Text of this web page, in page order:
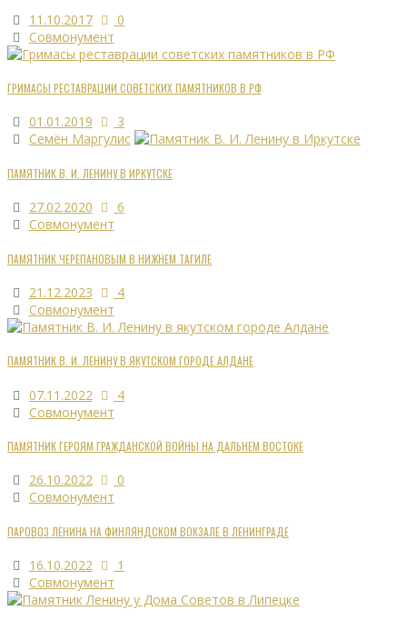
11.10.2017
0
Совмонумент
ГРИМАСЫ РЕСТАВРАЦИИ СОВЕТСКИХ ПАМЯТНИКОВ В РФ
01.01.2019
3
Семён Маргулис
ПАМЯТНИК В. И. ЛЕНИНУ В ИРКУТСКЕ
27.02.2020
6
Совмонумент
ПАМЯТНИК ЧЕРЕПАНОВЫМ В НИЖНЕМ ТАГИЛЕ
21.12.2023
4
Совмонумент
ПАМЯТНИК В. И. ЛЕНИНУ В ЯКУТСКОМ ГОРОДЕ АЛДАНЕ
07.11.2022
4
Совмонумент
ПАМЯТНИК ГЕРОЯМ ГРАЖДАНСКОЙ ВОЙНЫ НА ДАЛЬНЕМ ВОСТОКЕ
26.10.2022
0
Совмонумент
ПАРОВОЗ ЛЕНИНА НА ФИНЛЯНДСКОМ ВОКЗАЛЕ В ЛЕНИНГРАДЕ
16.10.2022
1
Совмонумент